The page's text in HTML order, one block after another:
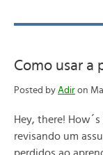
Como usar a
Posted by Adir on
Hey, there!
revisando um